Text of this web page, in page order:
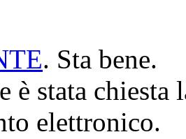
. Sta bene.
è stata
elettronico.